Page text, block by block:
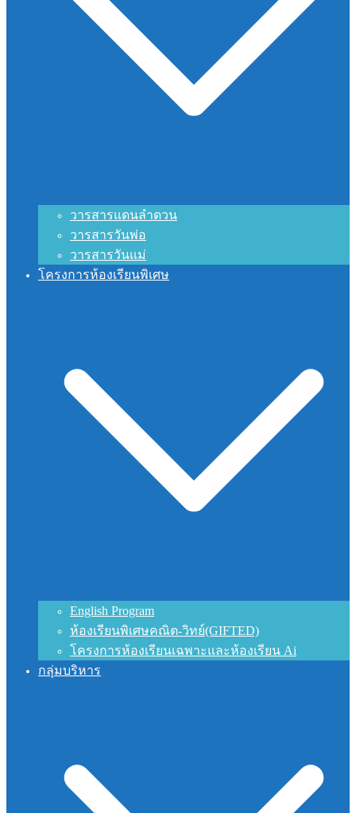
วารสารแดนลำดวน
วารสารวันพ่อ
วารสารวันแม่
โครงการห้องเรียนพิเศษ
English Program
ห้องเรียนพิเศษคณิต-วิทย์(GIFTED)
โครงการห้องเรียนเฉพาะและห้องเรียน Ai
กลุ่มบริหาร